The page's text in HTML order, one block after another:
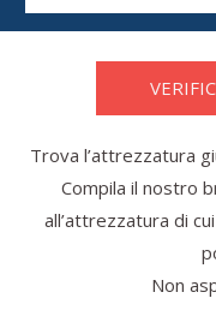
Trova l’attrezzatura
Compila il nostro
all’attrezzatura di
Non